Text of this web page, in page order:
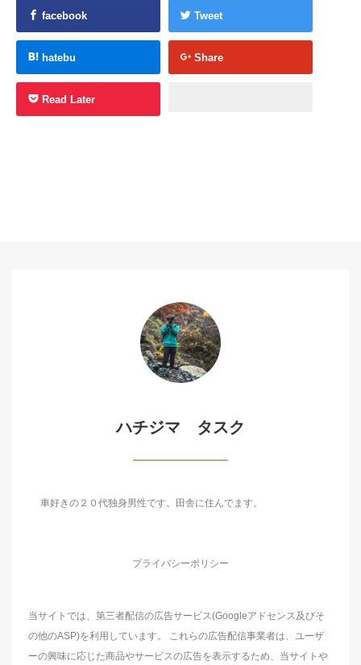
facebook Tweet
hatebu Share
Read Later
ハチジマ タスク
車好きの２０代独身男性です。田舎に住んでます。
プライバシーポリシー
当サイトでは、第三者配信の広告サービス(Googleアドセンス及びそ
の他のASP)を利用しています。 これらの広告配信事業者は、ユーザ
ーの興味に応じた商品やサービスの広告を表示するため、当サイトや